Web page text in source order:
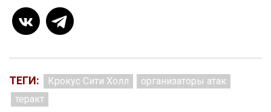
ТЕГИ: Крокус Сити Холл
организаторы атак
теракт